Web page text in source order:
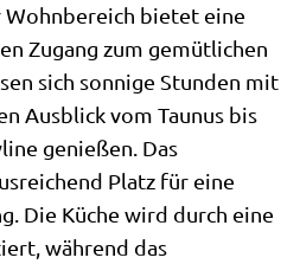
Wohnbereich bietet eine
Zugang zum gemütlichen
sich sonnige Stunden mit
Ausblick vom Taunus bis
genießen. Das
Platz für eine
Die Küche wird durch eine
während das